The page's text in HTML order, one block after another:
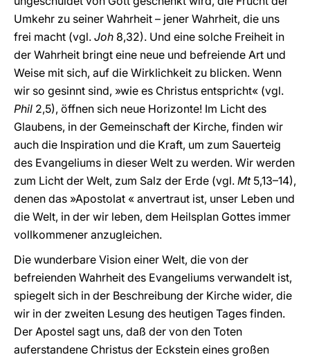
Umkehr zu seiner Wahrheit – jener Wahrheit, die uns
frei macht (vgl. Joh 8,32). Und eine solche Freiheit in
der Wahrheit bringt eine neue und befreiende Art und
Weise mit sich, auf die Wirklichkeit zu blicken. Wenn
wir so gesinnt sind, »wie es Christus entspricht« (vgl.
Phil 2,5), öffnen sich neue Horizonte! Im Licht des
Glaubens, in der Gemeinschaft der Kirche, finden wir
auch die Inspiration und die Kraft, um zum Sauerteig
des Evangeliums in dieser Welt zu werden. Wir werden
zum Licht der Welt, zum Salz der Erde (vgl. Mt5,13–14),
denen das »Apostolat « anvertraut ist, unser Leben und
die Welt, in der wir leben, dem Heilsplan Gottes immer
vollkommener anzugleichen.
Die wunderbare Vision einer Welt, die von der
befreienden Wahrheit des Evangeliums verwandelt ist,
spiegelt sich in der Beschreibung der Kirche wider, die
wir in der zweiten Lesung des heutigen Tages finden.
Der Apostel sagt uns, daß der von den Toten
auferstandene Christus der Eckstein eines großen